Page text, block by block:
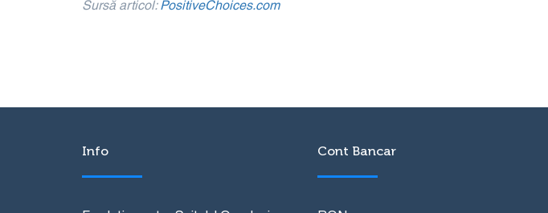
Sursă articol: PositiveChoices.com
Info Cont Bancar